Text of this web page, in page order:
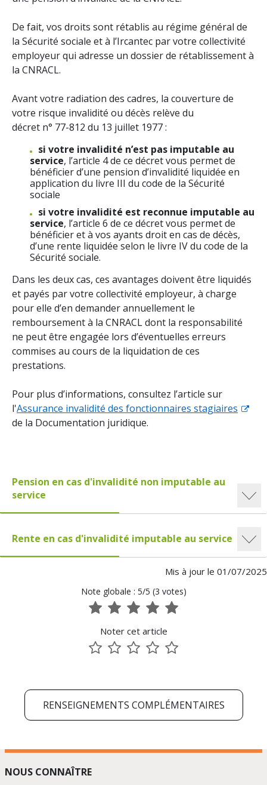
De fait, vos droits sont rétablis au régime général de
la Sécurité sociale et à l’Ircantec par votre collectivité
employeur qui adresse un dossier de rétablissement à
la CNRACL.
Avant votre radiation des cadres, la couverture de
votre risque invalidité ou décès relève du
décret n° 77-812 du 13 juillet 1977 :
si votre invalidité n’est pas imputable au
service, l’article 4 de ce décret vous permet de
bénéficier d’une pension d’invalidité liquidée en
application du livre III du code de la Sécurité
sociale
si votre invalidité est reconnue imputable au
service, l’article 6 de ce décret vous permet de
bénéficier et à vos ayants droit en cas de décès,
d’une rente liquidée selon le livre IV du code de la
Sécurité sociale.
Dans les deux cas, ces avantages doivent être liquidés
et payés par votre collectivité employeur, à charge
pour elle d’en demander annuellement le
remboursement à la CNRACL dont la responsabilité
ne peut être engagée lors d’éventuelles erreurs
commises au cours de la liquidation de ces
prestations.
Pour plus d’informations, consultez l’article sur
l'Assurance invalidité des fonctionnaires stagiaires
de la Documentation juridique.
Pension en cas d'invalidité non imputable au
service
Rente en cas d'invalidité imputable au service
Mis à jour le 01/07/2025
Note globale : 5/5 (3 votes)
1
5
2
5
3
5
4
5
Noter cet article
1 2 3 4
RENSEIGNEMENTS COMPLÉMENTAIRES
NOUS CONNAÎTRE